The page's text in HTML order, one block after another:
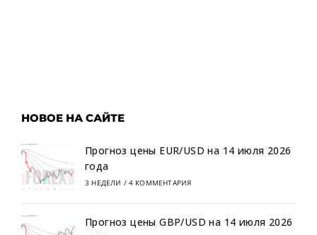
НОВОЕ НА САЙТЕ
Прогноз цены EUR/USD на 14 июля 2026
года
3 НЕДЕЛИ / 4 КОММЕНТАРИЯ
Прогноз цены GBP/USD на 14 июля 2026